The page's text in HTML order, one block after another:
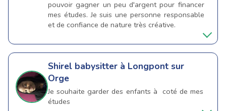
pouvoir gagner un peu d'argent pour financer
mes études. Je suis une personne responsable
et de confiance de nature très créative.
Shirel babysitter à Longpont sur
Orge
Je souhaite garder des enfants à coté de mes
études